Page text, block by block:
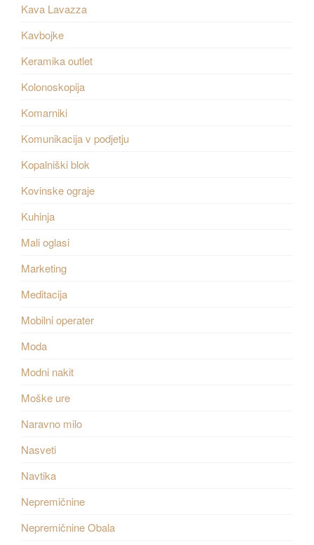
Kava Lavazza
Kavbojke
Keramika outlet
Kolonoskopija
Komarniki
Komunikacija v podjetju
Kopalniški blok
Kovinske ograje
Kuhinja
Mali oglasi
Marketing
Meditacija
Mobilni operater
Moda
Modni nakit
Moške ure
Naravno milo
Nasveti
Navtika
Nepremičnine
Nepremičnine Obala